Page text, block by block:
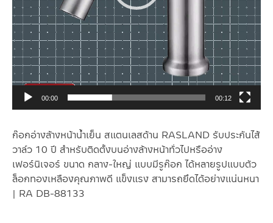
ก๊อกอ่างล้างหน้าน้ำเย็น สแตนเลสด้าน RASLAND รับประกันไส้
วาล์ว 10 ปี สำหรับติดตั้งบนอ่างล้างหน้าทั่วไปหรืออ่าง
เฟอร์นิเจอร์ ขนาด กลาง-ใหญ่ แบบมีรูก๊อก ได้หลายรูปแบบตัว
ล็อกทองเหลืองคุณภาพดี แข็งแรง สามารถยึดได้อย่างแน่นหนา
| RA DB-88133
00:00 00:12